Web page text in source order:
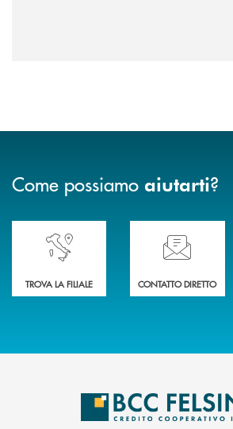
sviluppo di una relazione consapevole
Come possiamo aiutarti?
Accedi all' elenco completo delle
TROVA LA FILIALE
Ti serve assistenza
CONTATTO DIRETTO